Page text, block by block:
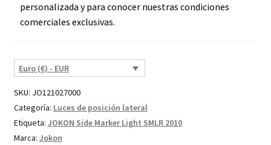
personalizada y para conocer nuestras condiciones
comerciales exclusivas.
Euro (€) - EUR
SKU: JO121027000
Categoría: Luces de posición lateral
Etiqueta: JOKON Side Marker Light SMLR 2010
Marca: Jokon